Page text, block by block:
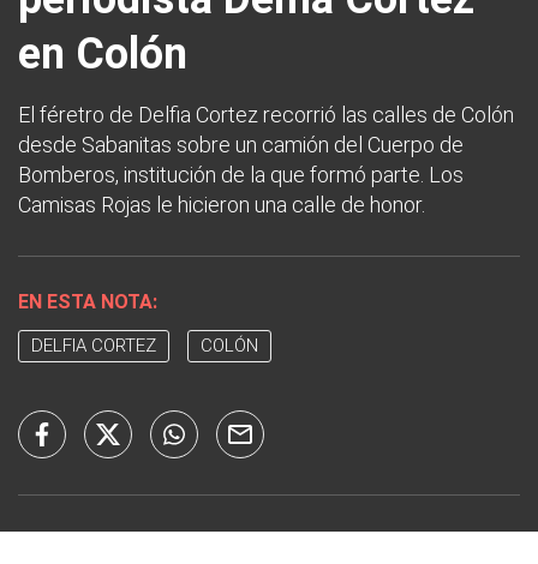
en Colón
El féretro de Delfia Cortez recorrió las calles de Colón
desde Sabanitas sobre un camión del Cuerpo de
Bomberos, institución de la que formó parte. Los
Camisas Rojas le hicieron una calle de honor.
EN ESTA NOTA:
DELFIA CORTEZ COLÓN